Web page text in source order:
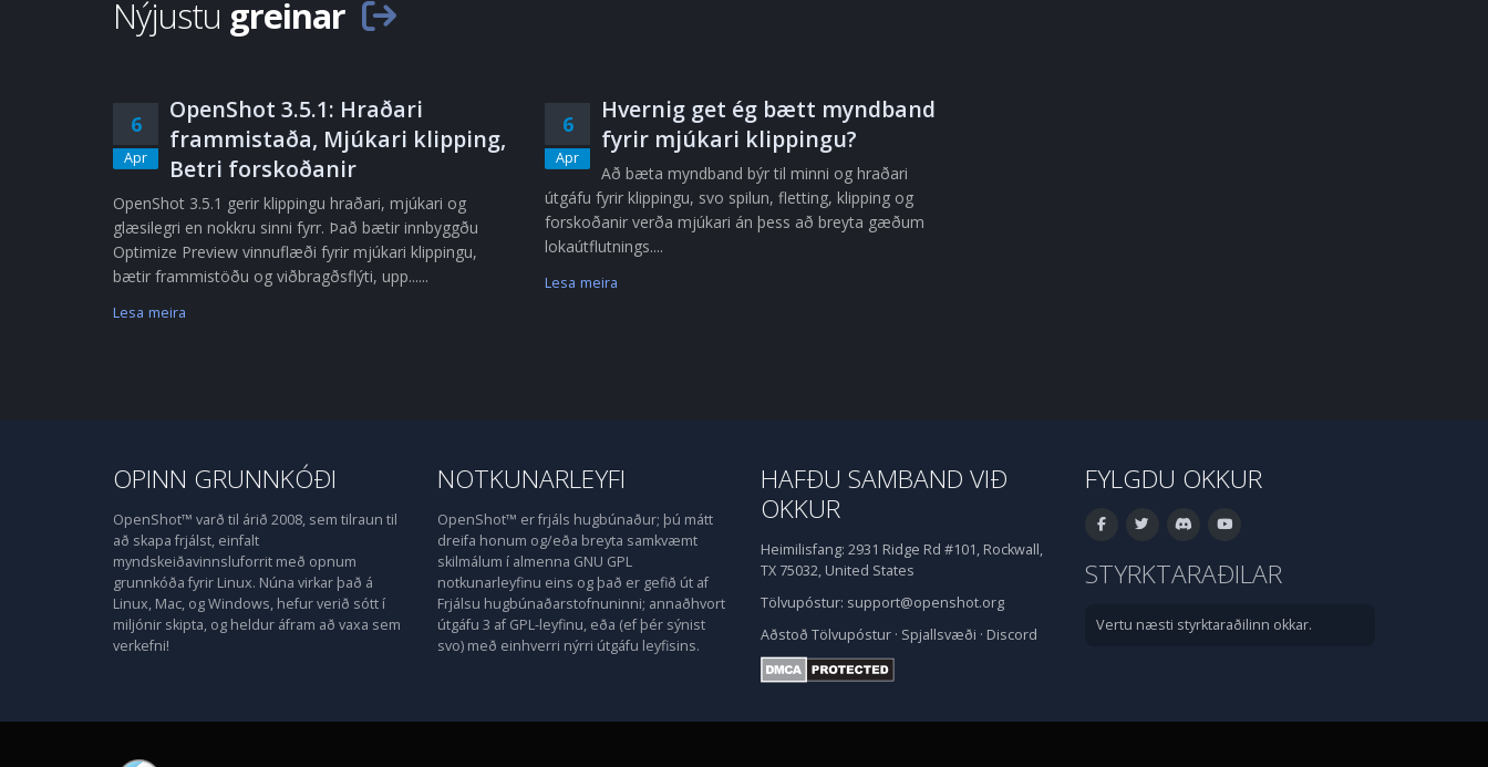
Nýjustu greinar
6
Apr
OpenShot 3.5.1: Hraðari
frammistaða, Mjúkari klipping,
Betri forskoðanir
OpenShot 3.5.1 gerir klippingu hraðari, mjúkari og
glæsilegri en nokkru sinni fyrr. Það bætir innbyggðu
Optimize Preview vinnuflæði fyrir mjúkari klippingu,
bætir frammistöðu og viðbragðsflýti, upp......
Lesa meira
6
Apr
Hvernig get ég bætt myndband
fyrir mjúkari klippingu?
Að bæta myndband býr til minni og hraðari
útgáfu fyrir klippingu, svo spilun, fletting, klipping og
forskoðanir verða mjúkari án þess að breyta gæðum
lokaútflutnings....
Lesa meira
OPINN GRUNNKÓÐI
OpenShot™ varð til árið 2008, sem tilraun til
að skapa frjálst, einfalt
myndskeiðavinnsluforrit með opnum
grunnkóða fyrir Linux. Núna virkar það á
Linux, Mac, og Windows, hefur verið sótt í
miljónir skipta, og heldur áfram að vaxa sem
verkefni!
NOTKUNARLEYFI
OpenShot™ er frjáls hugbúnaður; þú mátt
dreifa honum og/eða breyta samkvæmt
skilmálum í almenna GNU GPL
notkunarleyfinu eins og það er gefið út af
Frjálsu hugbúnaðarstofnuninni; annaðhvort
útgáfu 3 af GPL-leyfinu, eða (ef þér sýnist
svo) með einhverri nýrri útgáfu leyfisins.
HAFÐU SAMBAND VIÐ
OKKUR
Heimilisfang: 2931 Ridge Rd #101, Rockwall,
TX 75032, United States
Tölvupóstur: support@openshot.org
Aðstoð Tölvupóstur · Spjallsvæði · Discord
FYLGDU OKKUR
STYRKTARAÐILAR
Vertu næsti styrktaraðilinn okkar.